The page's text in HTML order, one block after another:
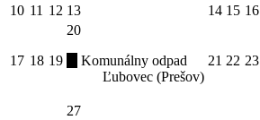
10 11 12 13 14 15 16
17 18 19
20
Komunálny odpad
Ľubovec (Prešov)
21 22 23
27